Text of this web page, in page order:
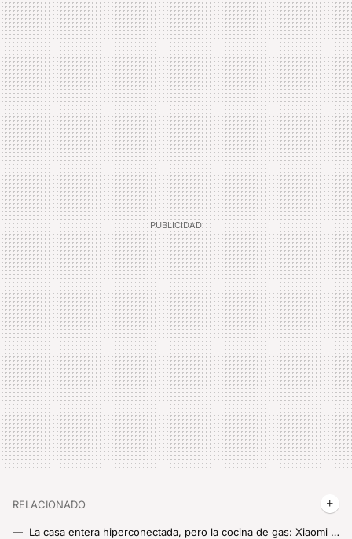
RELACIONADO
La casa entera hiperconectada, pero la cocina de gas: Xiaomi abraza los fogones de toda la vida en su nuevo electrodoméstico